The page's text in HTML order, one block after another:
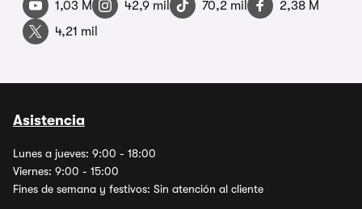
1,03 M 42,9 mil 70,2 mil
2,38 M
4,21 mil
Asistencia
Lunes a jueves: 9:00 - 18:00
Viernes: 9:00 - 15:00
Fines de semana y festivos: Sin atención al cliente